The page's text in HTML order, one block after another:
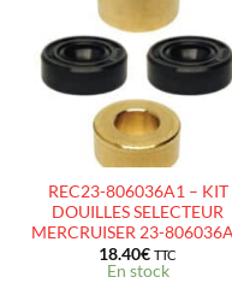
LISTE
D’ENVIES
REC23-806036A1 – KIT
DOUILLES SELECTEUR
MERCRUISER 23-
18.40€ TTC
En stock